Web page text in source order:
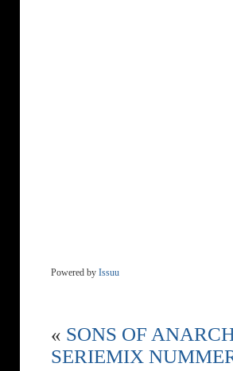
Powered by Issuu
« SONS OF
SERIEMIX